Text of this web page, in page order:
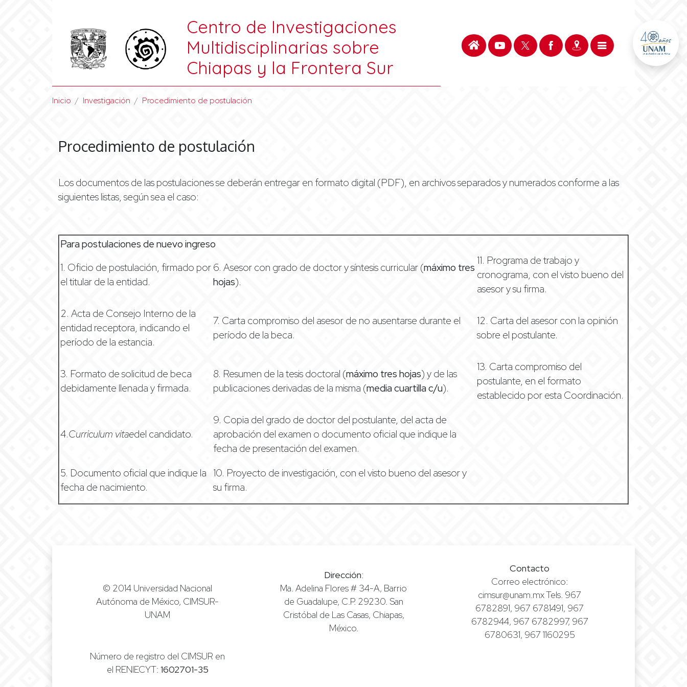
Centro de Investigaciones
Multidisciplinarias sobre
Chiapas y la Frontera Sur
Inicio Investigación Procedimiento de postulación
Procedimiento de postulación
Los documentos de las postulaciones se deberán entregar en formato digital (PDF), en archivos separados y numerados conforme a las
siguientes listas, según sea el caso:
Para postulaciones de nuevo ingreso
1. Oficio de postulación, firmado por
el titular de la entidad.
6. Asesor con grado de doctor y síntesis curricular (máximo tres
hojas).
11. Programa de trabajo y
cronograma, con el visto bueno del
asesor y su firma.
2. Acta de Consejo Interno de la
entidad receptora, indicando el
período de la estancia.
7. Carta compromiso del asesor de no ausentarse durante el
período de la beca.
12. Carta del asesor con la opinión
sobre el postulante.
3. Formato de solicitud de beca
debidamente llenada y firmada.
8. Resumen de la tesis doctoral (máximo tres hojas) y de las
publicaciones derivadas de la misma (media cuartilla c/u).
13. Carta compromiso del
postulante, en el formato
establecido por esta Coordinación.
4.Curriculum vitaedel candidato.
9. Copia del grado de doctor del postulante, del acta de
aprobación del examen o documento oficial que indique la
fecha de presentación del examen.
5. Documento oficial que indique la
fecha de nacimiento.
10. Proyecto de investigación, con el visto bueno del asesor y
su firma.
© 2014 Universidad Nacional
Autónoma de México, CIMSUR-
UNAM
Dirección:
Ma. Adelina Flores # 34-A, Barrio
de Guadalupe, C.P. 29230. San
Cristóbal de Las Casas, Chiapas,
México.
Contacto
Correo electrónico:
cimsur@unam.mx Tels. 967
6782891, 967 6781491, 967
6782944, 967 6782997, 967
6780631, 967 1160295
Número de registro del CIMSUR en
el RENIECYT: 1602701-35